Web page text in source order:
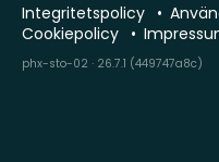
Integritetspolicy
Cookiepolicy
phx-sto-02 · 26.7.1 (449747a8c)